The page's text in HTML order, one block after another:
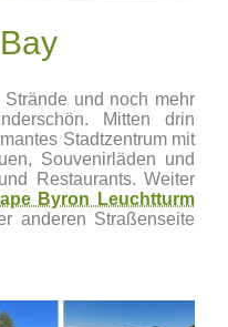
und noch mehr
Mitten drin
Stadtzentrum mit
Souvenirläden und
Restaurants. Weiter
Byron Leuchtturm
anderen Straßenseite